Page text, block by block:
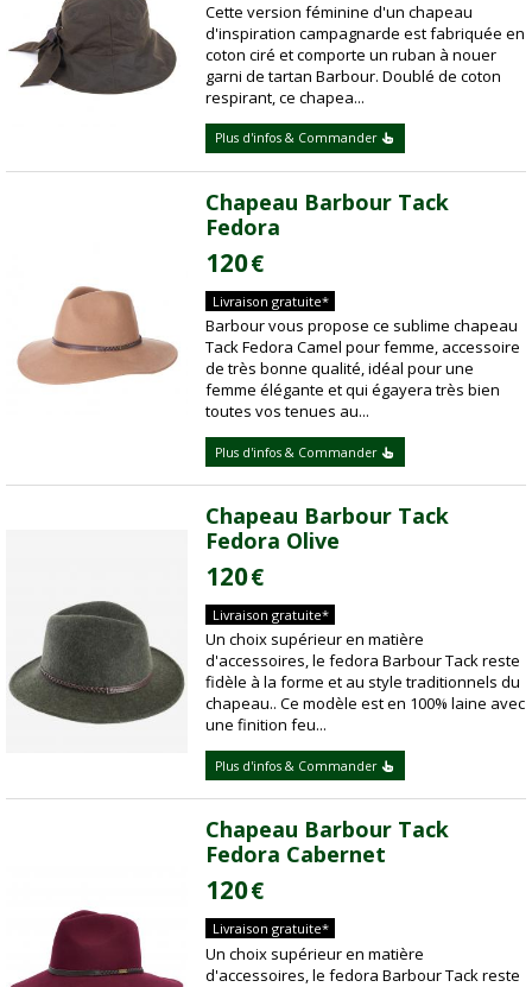
Cette version féminine d'un chapeau
d'inspiration campagnarde est fabriquée en
coton ciré et comporte un ruban à nouer
garni de tartan Barbour. Doublé de coton
respirant, ce chapea...
Plus d'infos & Commander
Chapeau Barbour Tack
Fedora
120€
Livraison gratuite*
Barbour vous propose ce sublime chapeau
Tack Fedora Camel pour femme, accessoire
de très bonne qualité, idéal pour une
femme élégante et qui égayera très bien
toutes vos tenues au...
Plus d'infos & Commander
Chapeau Barbour Tack
Fedora Olive
120€
Livraison gratuite*
Un choix supérieur en matière
d'accessoires, le fedora Barbour Tack reste
fidèle à la forme et au style traditionnels du
chapeau.. Ce modèle est en 100% laine avec
une finition feu...
Plus d'infos & Commander
Chapeau Barbour Tack
Fedora Cabernet
120€
Livraison gratuite*
Un choix supérieur en matière
d'accessoires, le fedora Barbour Tack reste